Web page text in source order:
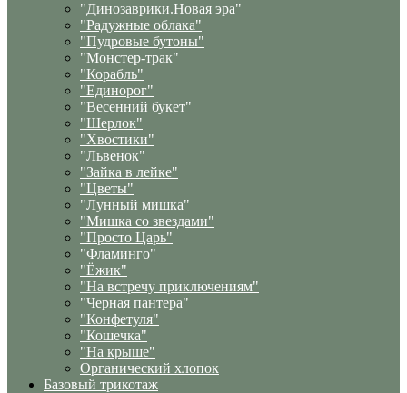
"Динозаврики.Новая эра"
"Радужные облака"
"Пудровые бутоны"
"Монстер-трак"
"Корабль"
"Единорог"
"Весенний букет"
"Шерлок"
"Хвостики"
"Львенок"
"Зайка в лейке"
"Цветы"
"Лунный мишка"
"Мишка со звездами"
"Просто Царь"
"Фламинго"
"Ёжик"
"На встречу приключениям"
"Черная пантера"
"Конфетуля"
"Кошечка"
"На крыше"
Органический хлопок
Базовый трикотаж